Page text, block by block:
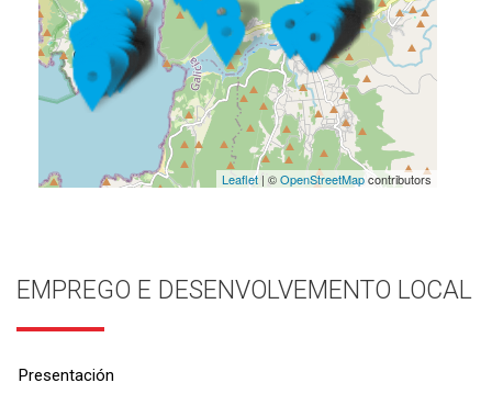
Leaflet| ©OpenStreetMapcontributors
EMPREGO E DESENVOLVEMENTO LOCAL
Presentación